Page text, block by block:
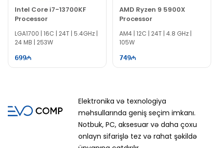
Intel Core i7-13700KF
Processor
LGA1700 | 16C | 24T | 5.4GHz |
24 MB | 253W
699
AMD Ryzen 9 5900X
Processor
AM4 | 12C | 24T | 4.8 GHz |
105W
749
Elektronika və texnologiya
məhsullarında geniş seçim imkanı.
Notbuk, PC, aksesuar və daha çoxu
onlayn sifarişlə tez və rahat şəkildə